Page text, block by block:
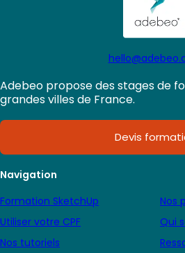
Adebeo propose des stages de
grandes villes de France.
Devis
Navigation
Formation SketchUp
Nos
Utiliser votre CPF
Qui
Nos tutoriels